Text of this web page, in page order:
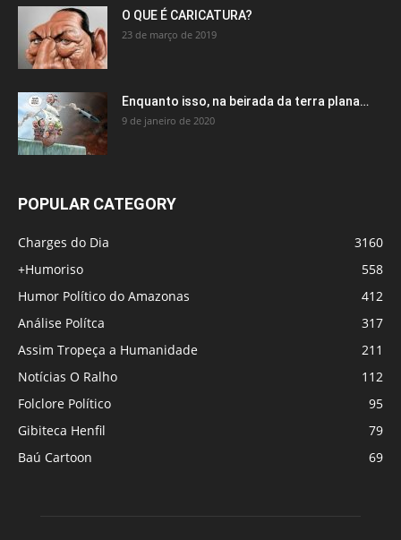
O QUE É CARICATURA?
23 de março de 2019
Enquanto isso, na beirada da terra plana…
9 de janeiro de 2020
POPULAR CATEGORY
Charges do Dia
3160
+Humoriso
558
Humor Político do Amazonas
412
Análise Polítca
317
Assim Tropeça a Humanidade
211
Notícias O Ralho
112
Folclore Político
95
Gibiteca Henfil
79
Baú Cartoon
69